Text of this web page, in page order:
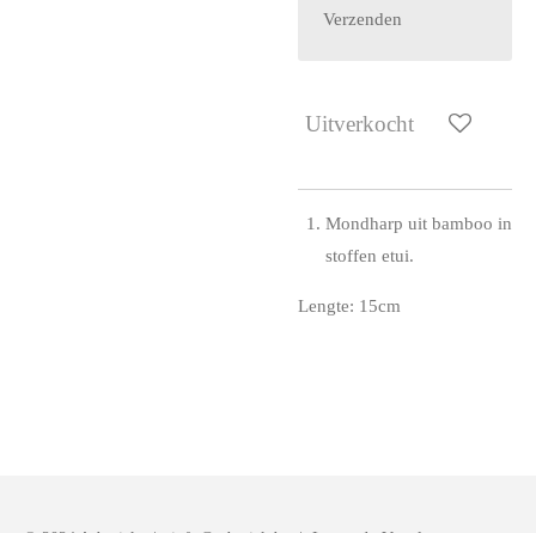
Verzenden
Uitverkocht
Mondharp uit bamboo in
stoffen etui.
Lengte: 15cm